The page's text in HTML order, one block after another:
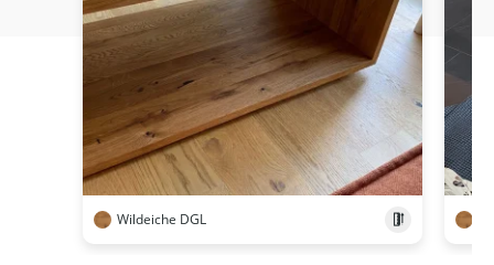
Wildeiche DGL